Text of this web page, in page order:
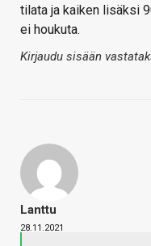
tilata ja kaiken lisäksi
ei houkuta.
Kirjaudu sisään
Lanttu
28.11.2021